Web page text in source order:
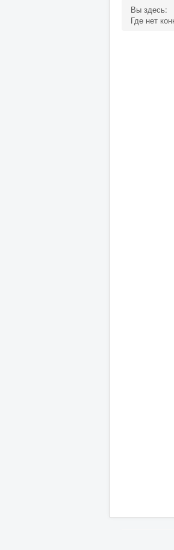
Вы здесь:
Где нет